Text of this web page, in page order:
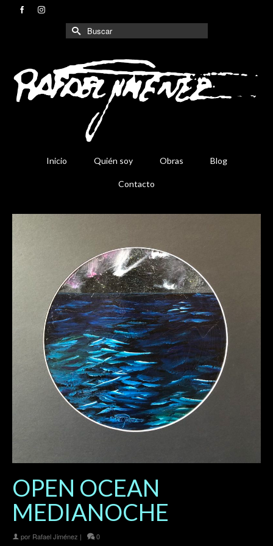
Buscar
por:
Inicio Quién soy Obras Blog
Contacto
OPEN OCEAN
MEDIANOCHE
por Rafael Jiménez | 0